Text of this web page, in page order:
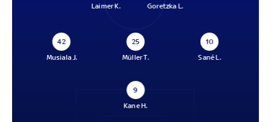
Laimer K.
Goretzka L.
42
Musiala J.
25
Müller T.
10
Sané L.
9
Kane H.